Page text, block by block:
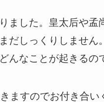
ました。皇太后や孟
だしっくりしません。
んなことが起きるの
ますのでお付き合い